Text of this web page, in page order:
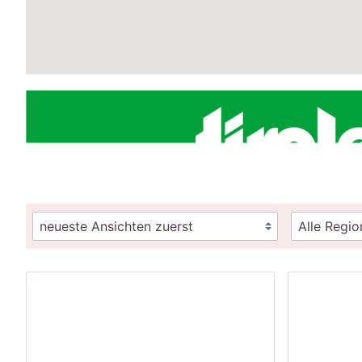
Alle